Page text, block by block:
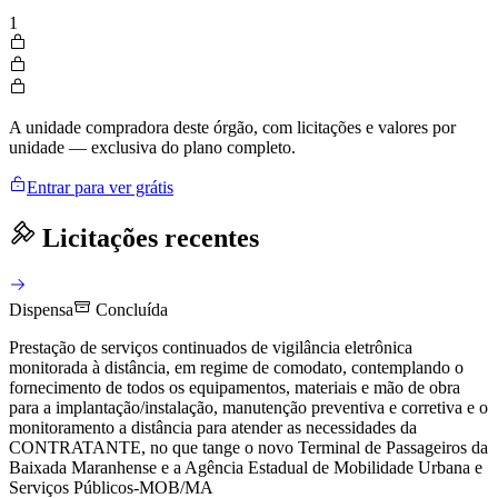
1
A unidade compradora deste órgão, com licitações e valores por
unidade — exclusiva do plano completo.
Entrar para ver grátis
Licitações recentes
Dispensa
Concluída
Prestação de serviços continuados de vigilância eletrônica
monitorada à distância, em regime de comodato, contemplando o
fornecimento de todos os equipamentos, materiais e mão de obra
para a implantação/instalação, manutenção preventiva e corretiva e o
monitoramento a distância para atender as necessidades da
CONTRATANTE, no que tange o novo Terminal de Passageiros da
Baixada Maranhense e a Agência Estadual de Mobilidade Urbana e
Serviços Públicos-MOB/MA